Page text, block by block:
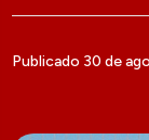
Publicado 30 de